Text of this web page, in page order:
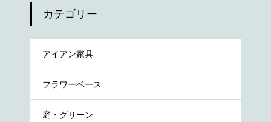
カテゴリー
アイアン家具
フラワーベース
庭・グリーン